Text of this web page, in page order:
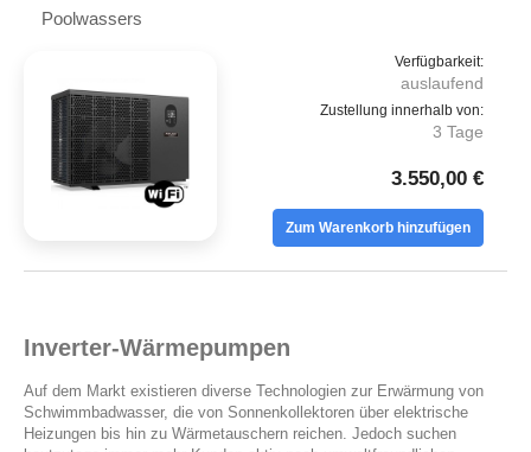
Poolwassers
Verfügbarkeit:
auslaufend
Zustellung innerhalb von:
3 Tage
3.550,00 €
Zum Warenkorb hinzufügen
Inverter-Wärmepumpen
Auf dem Markt existieren diverse Technologien zur Erwärmung von
Schwimmbadwasser, die von Sonnenkollektoren über elektrische
Heizungen bis hin zu Wärmetauschern reichen. Jedoch suchen